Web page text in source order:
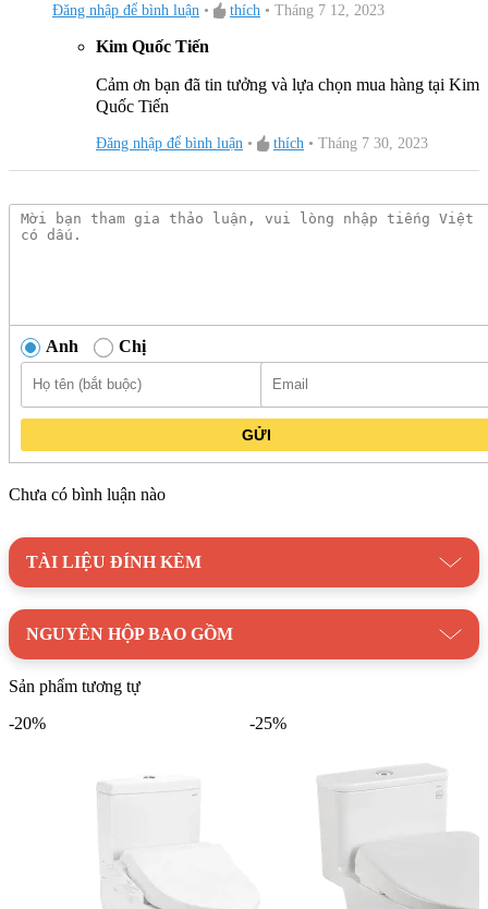
Đăng nhập để bình luận • thích • Tháng 7 12, 2023
Kim Quốc Tiến
Cảm ơn bạn đã tin tưởng và lựa chọn mua hàng tại Kim
Quốc Tiến
Đăng nhập để bình luận • thích • Tháng 7 30, 2023
Anh Chị
GỬI
Chưa có bình luận nào
TÀI LIỆU ĐÍNH KÈM
NGUYÊN HỘP BAO GỒM
Sản phẩm tương tự
-20%
-25%